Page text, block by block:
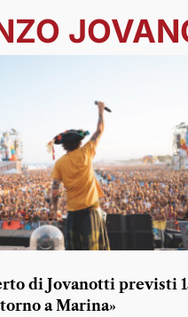
di Jovanotti previsti
a Marina»